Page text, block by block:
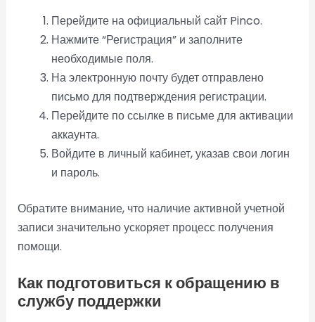
Перейдите на официальный сайт Pinco.
Нажмите “Регистрация” и заполните
необходимые поля.
На электронную почту будет отправлено
письмо для подтверждения регистрации.
Перейдите по ссылке в письме для активации
аккаунта.
Войдите в личный кабинет, указав свои логин
и пароль.
Обратите внимание, что наличие активной учетной
записи значительно ускоряет процесс получения
помощи.
Как подготовиться к обращению в
службу поддержки